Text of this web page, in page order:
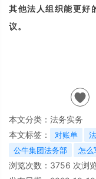
其他法人组织能更好
议。
本文分类： 法务实务
本文标签：
对账单
公牛集团法务部
怎么
浏览次数： 3756 次浏